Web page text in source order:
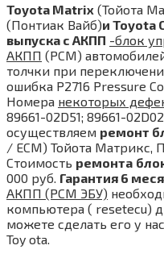
Toyota Matrix (Тойота
(Понтиак Вайб)и Toyota
выпуска с АКПП -блок
АКПП (PCM)
толчки при
ошибка P2716 Pressure
Номера некоторых
89661-02D51; 89661-
осуществляем ремонт
/ ECM) Тойота Матрикс,
Стоимость ремонта
000 руб. Гарантия 6
АКПП (PCM ЭБУ)
компьютера ( resetecu)
можете сделать его у
Toy ota.